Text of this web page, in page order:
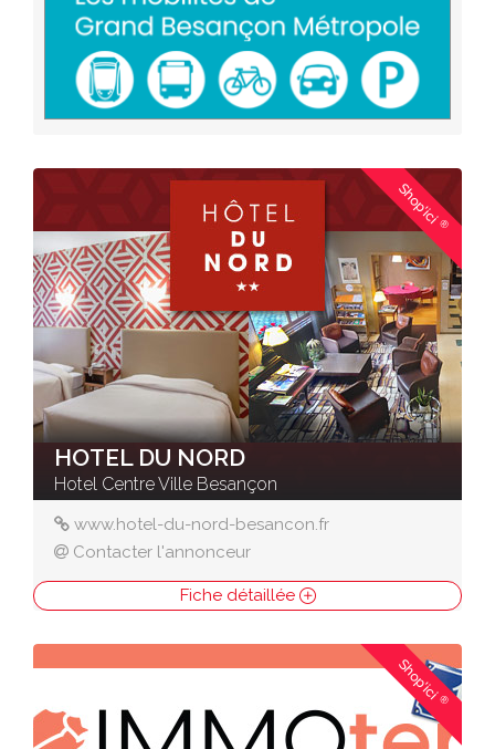
Shop'ici®
HOTEL DU NORD
Hotel Centre Ville Besançon
www.hotel-du-nord-besancon.fr
Contacter l'annonceur
Fiche détaillée
Shop'ici®